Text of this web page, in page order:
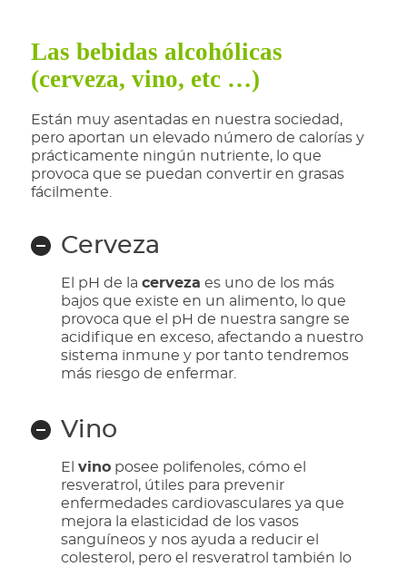
Las bebidas alcohólicas
(cerveza, vino, etc …)
Están muy asentadas en nuestra sociedad,
pero aportan un elevado número de calorías y
prácticamente ningún nutriente, lo que
provoca que se puedan convertir en grasas
fácilmente.
Cerveza
El pH de lacerveza es uno de los más
bajos que existe en un alimento, lo que
provoca que el pH de nuestra sangre se
acidifique en exceso, afectando a nuestro
sistema inmune y por tanto tendremos
más riesgo de enfermar.
Vino
Elvino posee polifenoles, cómo el
resveratrol, útiles para prevenir
enfermedades cardiovasculares ya que
mejora la elasticidad de los vasos
sanguíneos y nos ayuda a reducir el
colesterol, pero el resveratrol también lo